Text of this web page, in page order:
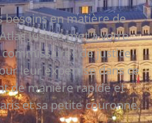
besoins en matière de
Justice met à votre
de justice
leur expertise dans ce
de manière rapide et
et sa petite couronne.